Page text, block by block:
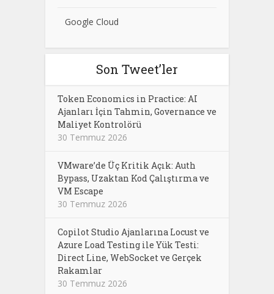
Google Cloud
Son Tweet’ler
Token Economics in Practice: AI
Ajanları İçin Tahmin, Governance ve
Maliyet Kontrolörü
30 Temmuz 2026
VMware’de Üç Kritik Açık: Auth
Bypass, Uzaktan Kod Çalıştırma ve
VM Escape
30 Temmuz 2026
Copilot Studio Ajanlarına Locust ve
Azure Load Testing ile Yük Testi:
Direct Line, WebSocket ve Gerçek
Rakamlar
30 Temmuz 2026